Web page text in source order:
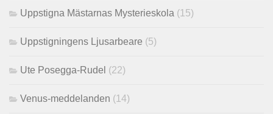
Uppstigna Mästarnas Mysterieskola (15)
Uppstigningens Ljusarbeare (5)
Ute Posegga-Rudel (22)
Venus-meddelanden (14)